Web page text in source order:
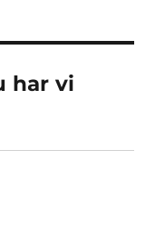
har vi